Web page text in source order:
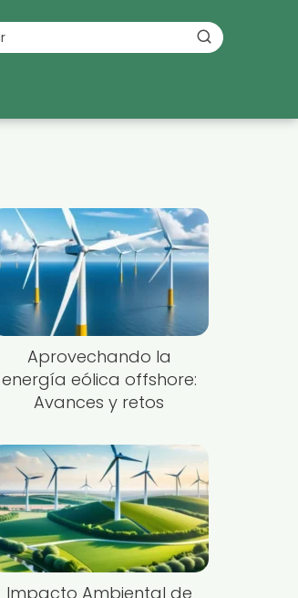
Aprovechando la
energía eólica offshore:
Avances y retos
Impacto Ambiental de